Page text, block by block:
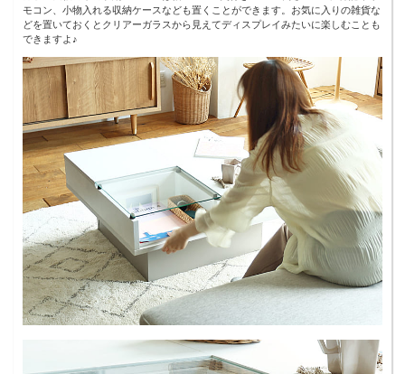
モコン、小物入れる収納ケースなども置くことができます。お気に入りの雑貨な
どを置いておくとクリアーガラスから見えてディスプレイみたいに楽しむことも
できますよ♪